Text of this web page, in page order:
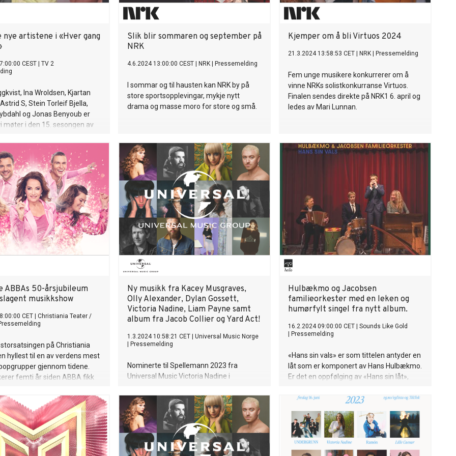
allerede Alexandra med jul og glede, etter
å ha deltatt på Stille Natt-turnéen i 2022
og juleturné med Kurt Nilsen i 2023. Nå er
hun klar for å gi publikum julestemning
spiller 17 konserter i løpet av desember.
kjente og folkekjære sangere. Som
frontfigur i KEiiNO har 27-åringen fra
Eidsvoll både
nye artistene i «Hver gang
CEST
TV 2
Ina Wroldsen, Kjartan
S, Stein Torleif Bjella,
og Jonas Benyoub er
møter i den 15. sesongen av
av den nye sesongen på
utenfor Bodø.
Slik blir sommaren og september på
NRK
4.6.2024 13:00:00 CEST NRK Pressemelding
I sommar og til hausten kan NRK by på
store sportsopplevingar, mykje nytt
drama og masse moro for store og små.
Kjemper om å bli Virtuos 2024
21.3.2024 13:58:53 CET NRK Pressemelding
Fem unge musikere konkurrerer om å
vinne NRKs solistkonkurranse Virtuos.
Finalen sendes direkte på NRK1 6. april og
ledes av Mari Lunnan.
ABBAs 50-årsjubileum
musikkshow
CET
Christiania Teater /
på Christiania
hyllest til en av verdens mest
gjennom tidene.
femti år siden ABBA fikk
Contest med låten
I høst skal et stjernelag
Inger Lise Rypdal, Ben
Karlsnes, Atle Pettersen og
dele scene for å hylle
verdenskjente koreografen og
Ny musikk fra Kacey Musgraves,
Olly Alexander, Dylan Gossett,
Victoria Nadine, Liam Payne samt
album fra Jacob Collier og Yard Act!
1.3.2024 10:58:21 CET
Universal Music Norge
Pressemelding
Nominerte til Spellemann 2023 fra
Universal Music Victoria Nadine i
superprodusenten R3HAB St. Vincent
med første selvproduserte album
Stjerneskuddet Alessandra med to gjeve
nominasjoner til Spellemann 2023 Sju
ganger Grammy Award-vinnende singer-
songwriter Kacey Musgraves er ute med
Hulbækmo og Jacobsen
familieorkester med en leken og
humørfylt singel fra nytt album.
16.2.2024 09:00:00 CET
Sounds Like Gold
Pressemelding
«Hans sin vals» er som tittelen antyder en
låt som er komponert av Hans Hulbækmo.
Er det en oppfølging av «Hans sin låt»,
debutalbum, «På snei», som ble utgitt
samme musikalske lekenheten som alltid
har vært et av kjennetegnene på
Hulbækmo & Jacobsen familieorkester,
med en sterk melodi, innslag av